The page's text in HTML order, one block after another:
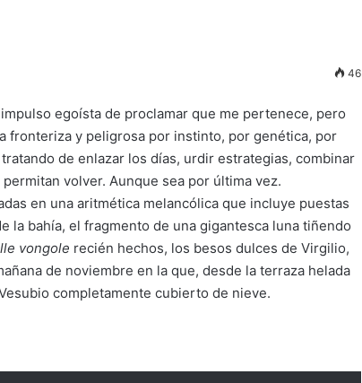
46
egoísta de proclamar que me pertenece, pero
fronteriza y peligrosa por instinto, por genética, por
de enlazar los días, urdir estrategias, combinar
volver. Aunque sea por última vez.
en una aritmética melancólica que incluye puestas
la bahía, el fragmento de una gigantesca luna tiñendo
vongole recién hechos, los besos dulces de Virgilio,
de noviembre en la que, desde la terraza helada
completamente cubierto de nieve.